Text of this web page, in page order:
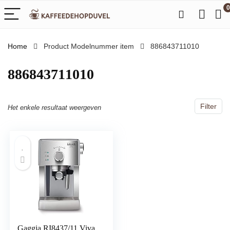
0
Home Product Modelnummer item ‎886843711010
‎886843711010
Filter
Het enkele resultaat weergeven
Gaggia RI8437/11 Viva